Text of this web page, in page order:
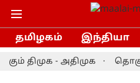
தமிழகம் இந்தியா
- அதிமுக தொகுதி